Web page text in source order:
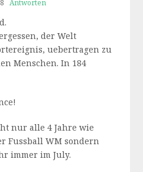
Antworten
der Welt
uebertragen zu
Menschen. In 184
nur alle 4 Jahre wie
Fussball WM sondern
immer im July.